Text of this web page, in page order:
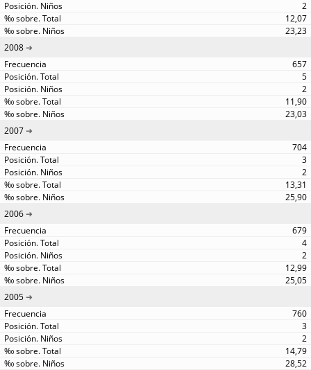
2
12,07
23,23
2008
657
5
2
11,90
23,03
2007
704
3
2
13,31
25,90
2006
679
4
2
12,99
25,05
2005
760
3
2
14,79
28,52